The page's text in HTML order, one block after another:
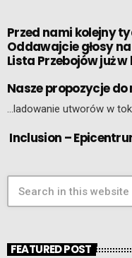
Przed nami kolejny
Oddawajcie głosy
Lista Przebojów już
Nasze propozycje
…ladowanie utworów w
Inclusion –
FEATURED POST